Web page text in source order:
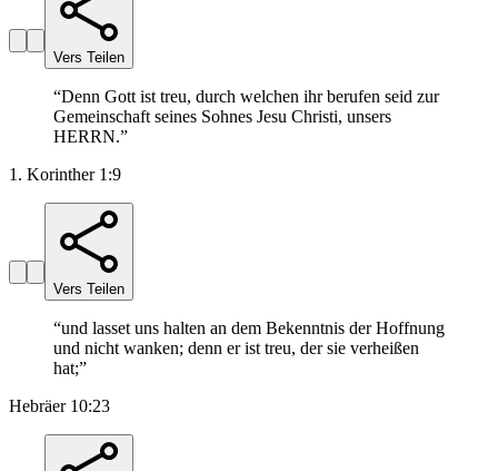
Vers Teilen
“Denn Gott ist treu, durch welchen ihr berufen seid zur
Gemeinschaft seines Sohnes Jesu Christi, unsers
HERRN.”
1. Korinther 1:9
Vers Teilen
“und lasset uns halten an dem Bekenntnis der Hoffnung
und nicht wanken; denn er ist treu, der sie verheißen
hat;”
Hebräer 10:23